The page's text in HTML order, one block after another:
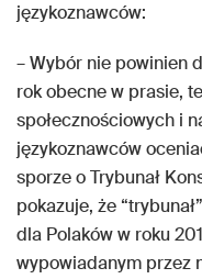
językoznawców:
– Wybór nie powinien
rok obecne w prasie,
społecznościowych i
językoznawców
sporze o Trybunał
pokazuje, że
dla Polaków w roku
wypowiadanym przez